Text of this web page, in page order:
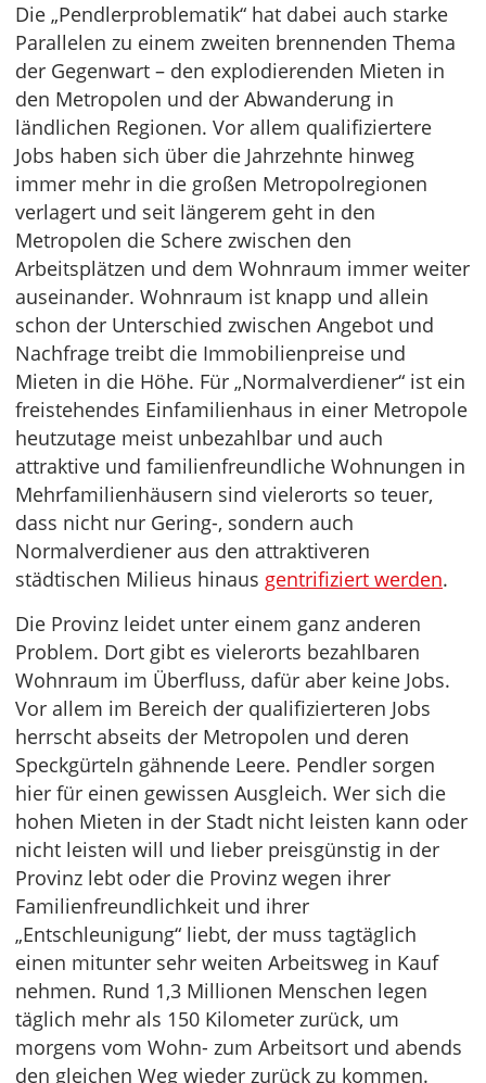
Die „Pendlerproblematik“ hat dabei auch starke
Parallelen zu einem zweiten brennenden Thema
der Gegenwart – den explodierenden Mieten in
den Metropolen und der Abwanderung in
ländlichen Regionen. Vor allem qualifiziertere
Jobs haben sich über die Jahrzehnte hinweg
immer mehr in die großen Metropolregionen
verlagert und seit längerem geht in den
Metropolen die Schere zwischen den
Arbeitsplätzen und dem Wohnraum immer weiter
auseinander. Wohnraum ist knapp und allein
schon der Unterschied zwischen Angebot und
Nachfrage treibt die Immobilienpreise und
Mieten in die Höhe. Für „Normalverdiener“ ist ein
freistehendes Einfamilienhaus in einer Metropole
heutzutage meist unbezahlbar und auch
attraktive und familienfreundliche Wohnungen in
Mehrfamilienhäusern sind vielerorts so teuer,
dass nicht nur Gering-, sondern auch
Normalverdiener aus den attraktiveren
städtischen Milieus hinaus gentrifiziert werden.
Die Provinz leidet unter einem ganz anderen
Problem. Dort gibt es vielerorts bezahlbaren
Wohnraum im Überfluss, dafür aber keine Jobs.
Vor allem im Bereich der qualifizierteren Jobs
herrscht abseits der Metropolen und deren
Speckgürteln gähnende Leere. Pendler sorgen
hier für einen gewissen Ausgleich. Wer sich die
hohen Mieten in der Stadt nicht leisten kann oder
nicht leisten will und lieber preisgünstig in der
Provinz lebt oder die Provinz wegen ihrer
Familienfreundlichkeit und ihrer
„Entschleunigung“ liebt, der muss tagtäglich
einen mitunter sehr weiten Arbeitsweg in Kauf
nehmen. Rund 1,3 Millionen Menschen legen
täglich mehr als 150 Kilometer zurück, um
morgens vom Wohn- zum Arbeitsort und abends
den gleichen Weg wieder zurück zu kommen.